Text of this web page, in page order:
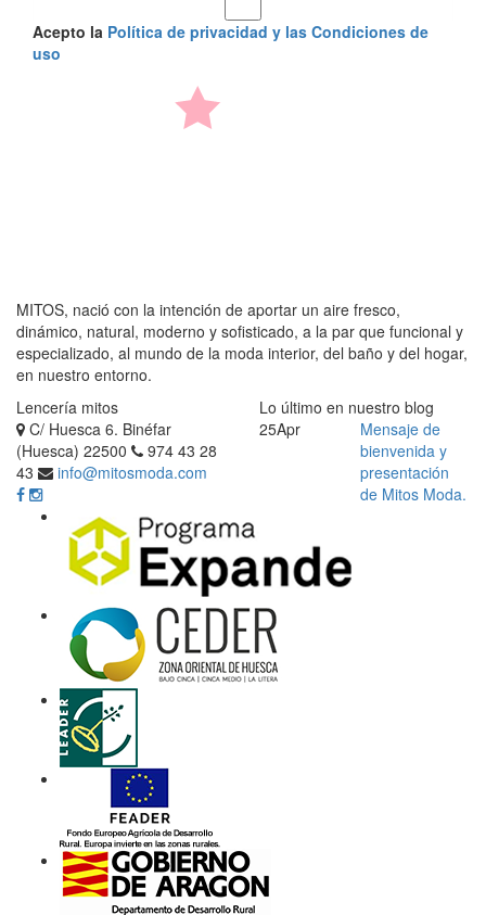
Acepto la Política de privacidad y las Condiciones de
uso
MITOS, nació con la intención de aportar un aire fresco,
dinámico, natural, moderno y sofisticado, a la par que funcional y
especializado, al mundo de la moda interior, del baño y del hogar,
en nuestro entorno.
Lencería mitos
C/ Huesca 6. Binéfar
(Huesca) 22500
974 43 28
43
info@mitosmoda.com
Lo último en nuestro blog
25Apr
Mensaje de
bienvenida y
presentación
de Mitos Moda.